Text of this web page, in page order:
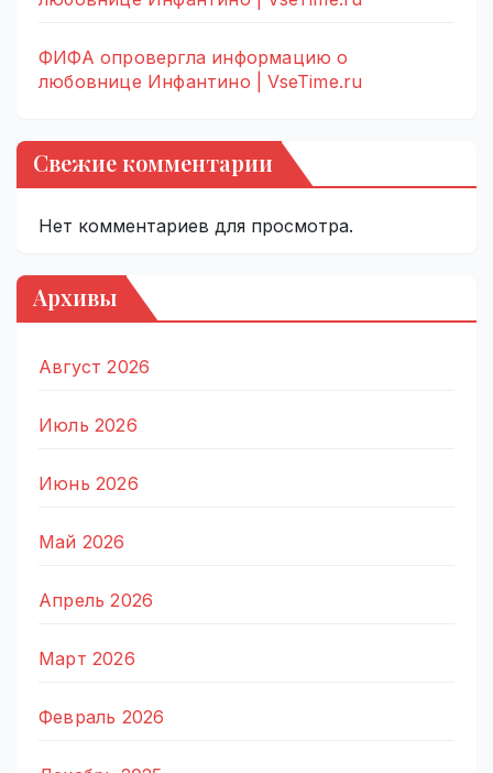
ФИФА опровергла информацию о
любовнице Инфантино | VseTime.ru
Свежие комментарии
Нет комментариев для просмотра.
Архивы
Август 2026
Июль 2026
Июнь 2026
Май 2026
Апрель 2026
Март 2026
Февраль 2026